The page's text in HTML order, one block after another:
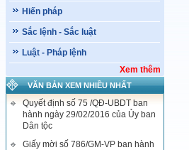
Hiến pháp
Sắc lệnh - Sắc luật
Luật - Pháp lệnh
Xem thêm
VĂN BẢN XEM NHIỀU NHẤT
Quyết định số 75 /QĐ-UBDT ban
hành ngày 29/02/2016 của Ủy ban
Dân tộc
Giấy mời số 786/GM-VP ban hành